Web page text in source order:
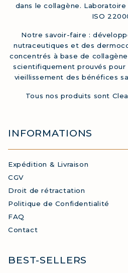
dans le collagène.
ISO
Notre savoir-faire :
nutraceutiques et des
concentrés à base de
scientifiquement prouvés
vieillissement des bénéfices
Tous nos produits sont
INFORMATIONS
Expédition & Livraison
CGV
Droit de rétractation
Politique de Confidentialité
FAQ
Contact
BEST-SELLERS